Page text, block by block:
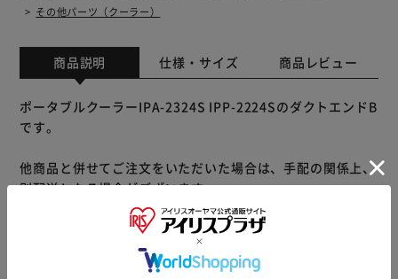
その他パーツ（クーラー）
商品説明 仕様・サイズ 商品レビュー
ポータブルクーラーIPA-2324S IPP-2224SのダクトエンドB
です。
他商品と併せてご注文をいただいた場合は、手配の関係上、
別配送となる場合がございます。
※別配送となりましても別途送料が発生することはございま
※製品は予告なく仕様を変更する場合がございます。あらか
じめご了承ください。